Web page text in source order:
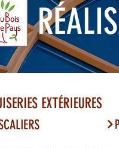
EXTÉRIEURES